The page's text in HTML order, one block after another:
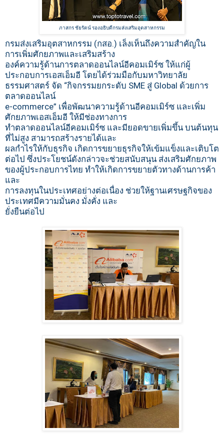
ภาสกร ชัยรัตน์ รองอธิบดีกรมส่งเสริมอุตสาหกรรม
กรมส่งเสริมอุตสาหกรรม (กสอ.) เล็งเห็นถึงความสำคัญใน
การเพิ่มศักยภาพและเสริมสร้าง
องค์ความรู้ด้านการตลาดออนไลน์อีคอมเมิร์ซ ให้แก่ผู้
ประกอบการเอสเอ็มอี โดยได้ร่วมมือกับมหาวิทยาลัย
ธรรมศาสตร์ จัด “กิจกรรมยกระดับ SME สู่ Global ด้วยการ
ตลาดออนไลน์
e-commerce” เพื่อพัฒนาความรู้ด้านอีคอมเมิร์ซ และเพิ่ม
ศักยภาพเอสเอ็มอี ให้มีช่องทางการ
ทำตลาดออนไลน์อีคอมเมิร์ซ และมียอดขายเพิ่มขึ้น บนต้นทุน
ที่ไม่สูง สามารถสร้างรายได้และ
ผลกำไรให้กับธุรกิจ เกิดการขยายธุรกิจให้เข้มแข็งและเติบโต
ต่อไป ซึ่งประโยชน์ดังกล่าวจะช่วยสนับสนุน ส่งเสริมศักยภาพ
ของผู้ประกอบการไทย ทำให้เกิดการขยายตัวทางด้านการค้า
และ
การลงทุนในประเทศอย่างต่อเนื่อง ช่วยให้ฐานเศรษฐกิจของ
ประเทศมีความมั่นคง มั่งคั่ง และ
ยั่งยืนต่อไป